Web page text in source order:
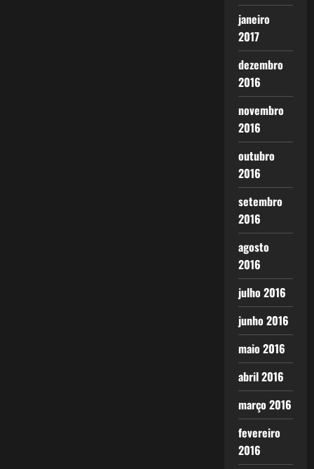
janeiro
2017
dezembro
2016
novembro
2016
outubro
2016
setembro
2016
agosto
2016
julho 2016
junho 2016
maio 2016
abril 2016
março 2016
fevereiro
2016